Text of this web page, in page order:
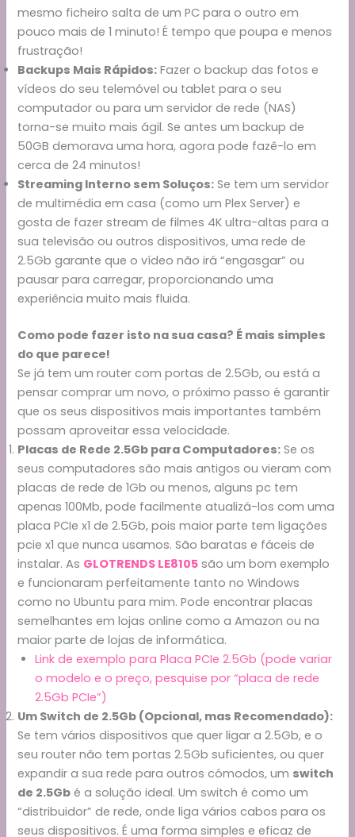
mesmo ficheiro salta de um PC para o outro em
pouco mais de 1 minuto! É tempo que poupa e menos
frustração!
Backups Mais Rápidos: Fazer o backup das fotos e
vídeos do seu telemóvel ou tablet para o seu
computador ou para um servidor de rede (NAS)
torna-se muito mais ágil. Se antes um backup de
50GB demorava uma hora, agora pode fazê-lo em
cerca de 24 minutos!
Streaming Interno sem Soluços: Se tem um servidor
de multimédia em casa (como um Plex Server) e
gosta de fazer stream de filmes 4K ultra-altas para a
sua televisão ou outros dispositivos, uma rede de
2.5Gb garante que o vídeo não irá “engasgar” ou
pausar para carregar, proporcionando uma
experiência muito mais fluida.
Como pode fazer isto na sua casa? É mais simples
do que parece!
Se já tem um router com portas de 2.5Gb, ou está a
pensar comprar um novo, o próximo passo é garantir
que os seus dispositivos mais importantes também
possam aproveitar essa velocidade.
Placas de Rede 2.5Gb para Computadores: Se os
seus computadores são mais antigos ou vieram com
placas de rede de 1Gb ou menos, alguns pc tem
apenas 100Mb, pode facilmente atualizá-los com uma
placa PCIe x1 de 2.5Gb, pois maior parte tem ligações
pcie x1 que nunca usamos. São baratas e fáceis de
instalar. As GLOTRENDS LE8105 são um bom exemplo
e funcionaram perfeitamente tanto no Windows
como no Ubuntu para mim. Pode encontrar placas
semelhantes em lojas online como a Amazon ou na
maior parte de lojas de informática.
Link de exemplo para Placa PCIe 2.5Gb (pode variar
o modelo e o preço, pesquise por “placa de rede
2.5Gb PCIe”)
Um Switch de 2.5Gb (Opcional, mas Recomendado):
Se tem vários dispositivos que quer ligar a 2.5Gb, e o
seu router não tem portas 2.5Gb suficientes, ou quer
expandir a sua rede para outros cómodos, um switch
de 2.5Gb é a solução ideal. Um switch é como um
“distribuidor” de rede, onde liga vários cabos para os
seus dispositivos. É uma forma simples e eficaz de